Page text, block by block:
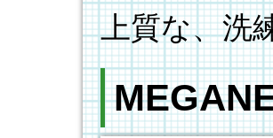
上質な、洗